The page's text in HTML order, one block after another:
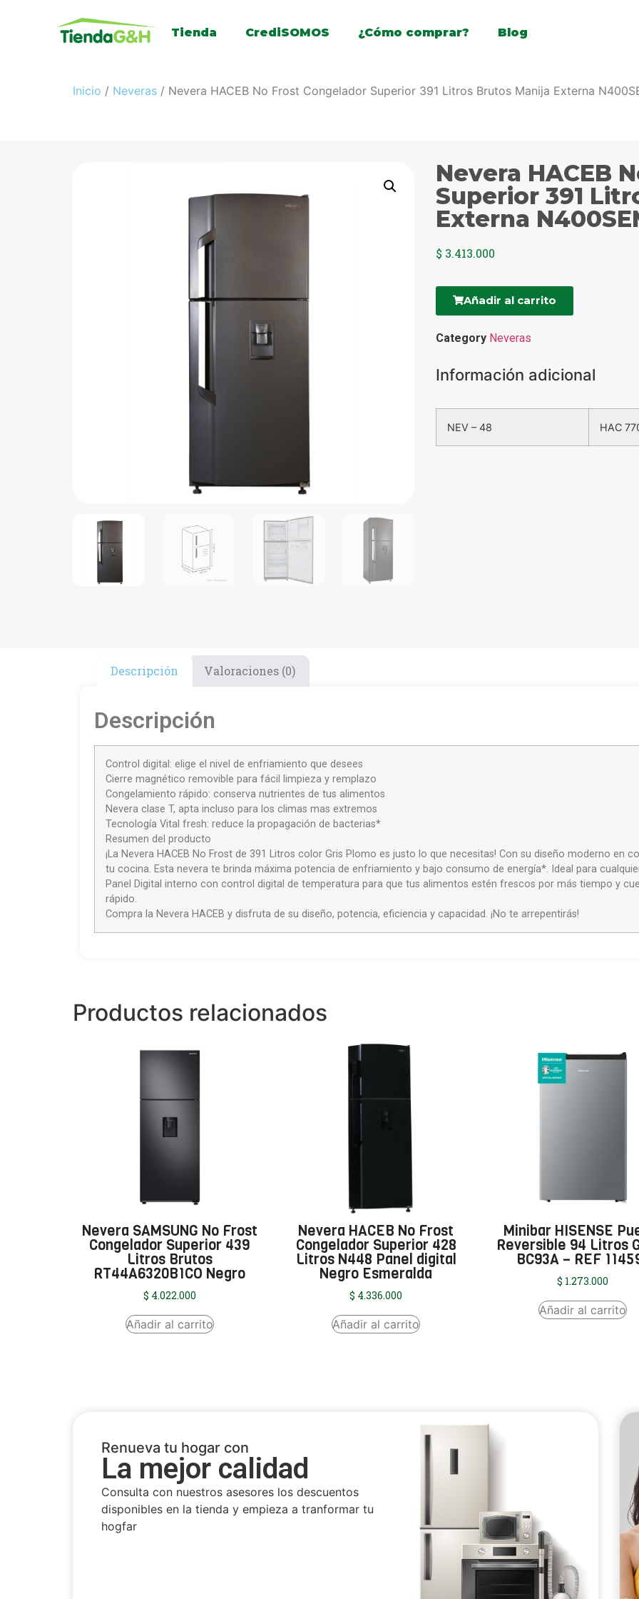
Tienda CrediSOMOS ¿Cómo comprar? Blog
Inicio / Neveras / Nevera HACEB No Frost Congelador Superior 391 Litros Brutos Manija Externa
Nevera HACEB
Superior 391
Externa
$ 3.413.000
Añadir al carrito
Category Neveras
Información adicional
NEV – 48 HAC
Descripción Valoraciones (0)
Descripción
Control digital: elige el nivel de enfriamiento que desees
Cierre magnético removible para fácil limpieza y remplazo
Congelamiento rápido: conserva nutrientes de tus alimentos
Nevera clase T, apta incluso para los climas mas extremos
Tecnología Vital fresh: reduce la propagación de bacterias*
Resumen del producto
¡La Nevera HACEB No Frost de 391 Litros color Gris Plomo es justo lo que necesitas! Con su diseño moderno en
tu cocina. Esta nevera te brinda máxima potencia de enfriamiento y bajo consumo de energía*. Ideal para
Panel Digital interno con control digital de temperatura para que tus alimentos estén frescos por más tiempo y
rápido.
Compra la Nevera HACEB y disfruta de su diseño, potencia, eficiencia y capacidad. ¡No te arrepentirás!
Productos relacionados
Nevera SAMSUNG No Frost
Congelador Superior 439
Litros Brutos
RT44A6320B1CO Negro
$ 4.022.000
Añadir al carrito
Nevera HACEB No Frost
Congelador Superior 428
Litros N448 Panel digital
Negro Esmeralda
$ 4.336.000
Añadir al carrito
Minibar HISENSE
Reversible 94 Litros
BC93A – REF
$ 1.273.000
Añadir al carrito
Renueva tu hogar con
La mejor calidad
Consulta con nuestros asesores los descuentos
disponibles en la tienda y empieza a tranformar tu
hogfar